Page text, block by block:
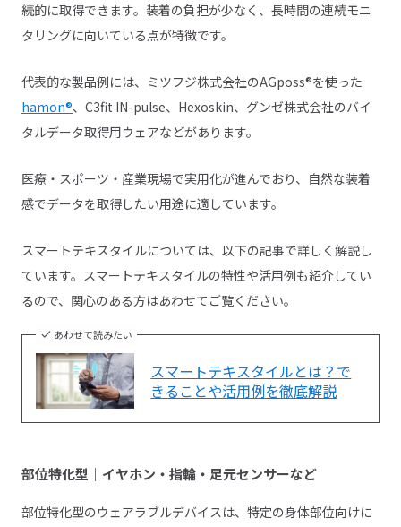
続的に取得できます。装着の負担が少なく、長時間の連続モニ
タリングに向いている点が特徴です。
代表的な製品例には、ミツフジ株式会社のAGposs®を使った
hamon®、C3fit IN-pulse、Hexoskin、グンゼ株式会社のバイ
タルデータ取得用ウェアなどがあります。
医療・スポーツ・産業現場で実用化が進んでおり、自然な装着
感でデータを取得したい用途に適しています。
スマートテキスタイルについては、以下の記事で詳しく解説し
ています。スマートテキスタイルの特性や活用例も紹介してい
るので、関心のある方はあわせてご覧ください。
あわせて読みたい
スマートテキスタイルとは？で
きることや活用例を徹底解説
部位特化型｜イヤホン・指輪・足元センサーなど
部位特化型のウェアラブルデバイスは、特定の身体部位向けに